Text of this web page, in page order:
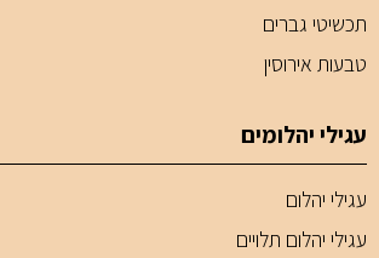
תכשיטי גברים
טבעות אירוסין
עגילי יהלומים
עגילי יהלום
עגילי יהלום תלויים